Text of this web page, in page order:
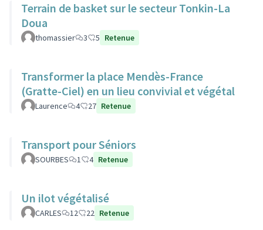
Terrain de basket sur le secteur Tonkin-La
Doua
thomassier 3 5 Retenue
Transformer la place Mendès-France
(Gratte-Ciel) en un lieu convivial et végétal
Laurence 4 27 Retenue
Transport pour Séniors
SOURBES 1 4 Retenue
Un ilot végétalisé
CARLES 12 22 Retenue